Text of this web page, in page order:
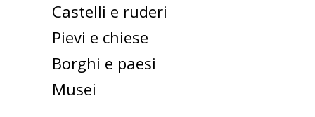
Castelli e ruderi
Pievi e chiese
Borghi e paesi
Musei